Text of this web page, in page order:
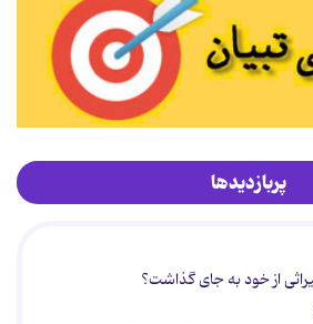
پربازدیدها